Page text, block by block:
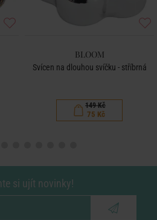
BLOOM
Svícen na dlouhou svíčku - stříbrná
149 Kč
75 Kč
si ujít novinky!